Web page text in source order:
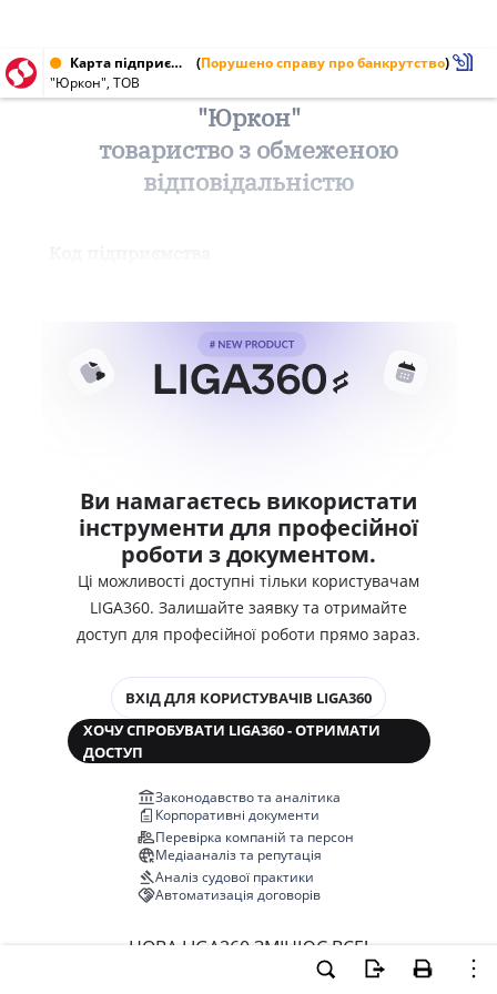
Карта підприємства від 19.11.1999 № 24732831 (Порушено справу про банкрутство)
"Юркон", ТОВ
"Юркон"
товариство з обмеженою
відповідальністю
Ви намагаєтесь використати
інструменти для професійної
роботи з документом.
Ці можливості доступні тільки користувачам
LIGA360. Залишайте заявку та отримайте
доступ для професійної роботи прямо зараз.
ВХІД ДЛЯ КОРИСТУВАЧІВ LIGA360
ХОЧУ СПРОБУВАТИ LIGA360 - ОТРИМАТИ
ДОСТУП
Законодавство та аналітика
Корпоративні документи
Перевірка компаній та персон
Медіааналіз та репутація
Аналіз судової практики
Автоматизація договорів
НОВА LIGA360 ЗМІНЮЄ ВСЕ!